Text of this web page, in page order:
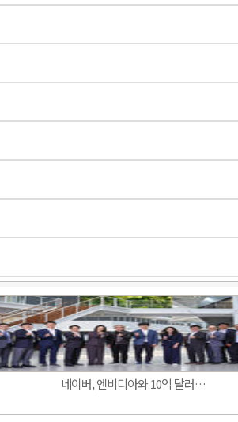
네이버, 엔비디아와 10억 달러…